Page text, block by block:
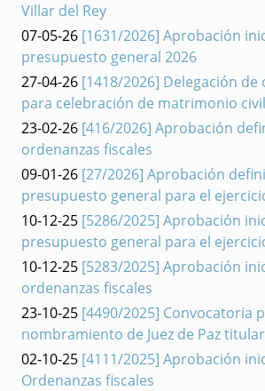
Villar del Rey
07-05-26 [1631/2026] Aprobación
presupuesto general 2026
27-04-26 [1418/2026] Delegación de
para celebración de matrimonio civil
23-02-26 [416/2026] Aprobación
ordenanzas fiscales
09-01-26 [27/2026] Aprobación
presupuesto general para el
10-12-25 [5286/2025] Aprobación
presupuesto general para el
10-12-25 [5283/2025] Aprobación
ordenanzas fiscales
23-10-25 [4490/2025] Convocatoria
nombramiento de Juez de Paz titular
02-10-25 [4111/2025] Aprobación
Ordenanzas fiscales